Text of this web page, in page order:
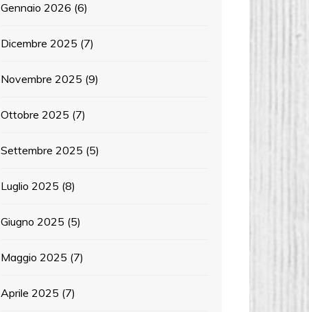
Gennaio 2026 (6)
Dicembre 2025 (7)
Novembre 2025 (9)
Ottobre 2025 (7)
Settembre 2025 (5)
Luglio 2025 (8)
Giugno 2025 (5)
Maggio 2025 (7)
Aprile 2025 (7)